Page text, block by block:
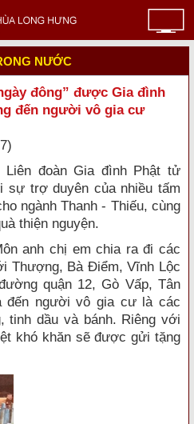
NƯỚC
đông” được Gia đình
đến người vô gia cư
đoàn Gia đình Phật tử
sự trợ duyên của nhiều tấm
ngành Thanh - Thiếu, cùng
thiện nguyện.
anh chị em chia ra đi các
Thượng, Bà Điểm, Vĩnh Lộc
quận 12, Gò Vấp, Tân
đến người vô gia cư là các
tinh dầu và bánh. Riêng với
khó khăn sẽ được gửi tặng